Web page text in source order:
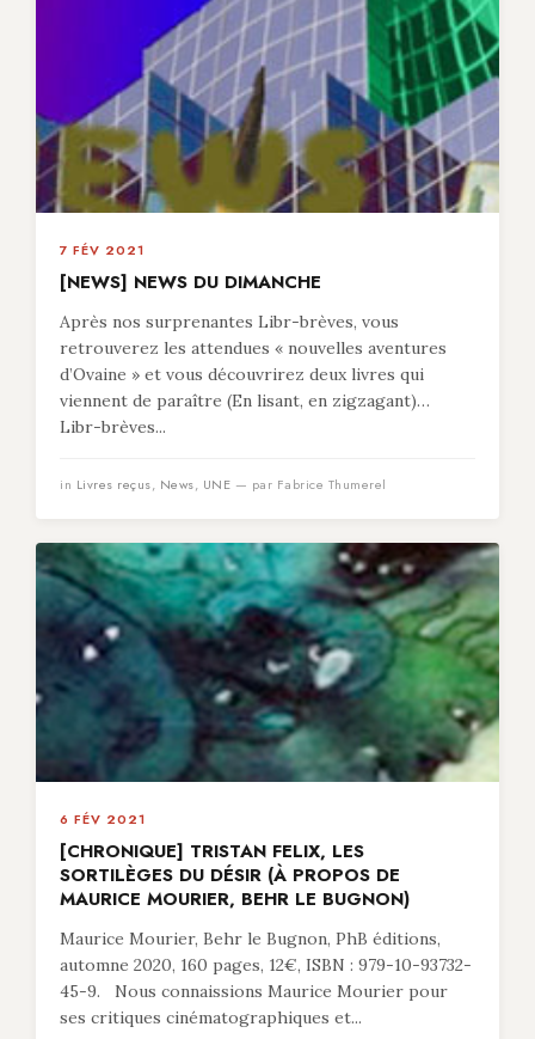
7 FÉV 2021
[NEWS] NEWS DU DIMANCHE
Après nos surprenantes Libr-brèves, vous
retrouverez les attendues « nouvelles aventures
d’Ovaine » et vous découvrirez deux livres qui
viennent de paraître (En lisant, en zigzagant)…
Libr-brèves...
in Livres reçus, News, UNE — par Fabrice Thumerel
6 FÉV 2021
[CHRONIQUE] TRISTAN FELIX, LES
SORTILÈGES DU DÉSIR (À PROPOS DE
MAURICE MOURIER, BEHR LE BUGNON)
Maurice Mourier, Behr le Bugnon, PhB éditions,
automne 2020, 160 pages, 12€, ISBN : 979-10-93732-
45-9. Nous connaissions Maurice Mourier pour
ses critiques cinématographiques et...